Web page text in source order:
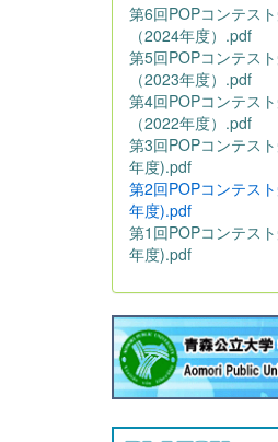
第6回POPコンテス
（2024年度）.pdf
第5回POPコンテス
（2023年度）.pdf
第4回POPコンテス
（2022年度）.pdf
第3回POPコンテス
年度).pdf
第2回POPコンテス
年度).pdf
第1回POPコンテス
年度).pdf